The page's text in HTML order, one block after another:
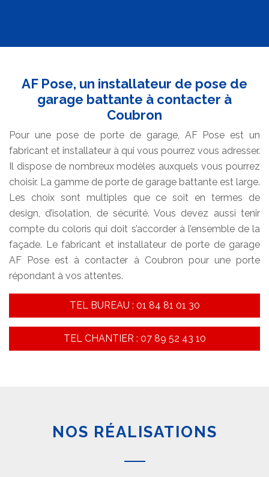
AF Pose, un installateur de pose de
garage battante à contacter à
Coubron
Pour une pose de porte de garage, AF Pose est un
fabricant et installateur à qui vous pourrez vous adresser.
Il dispose de nombreux modèles auxquels vous pourrez
choisir. La gamme de porte de garage battante est large.
Les choix sont multiples que ce soit en termes de
design, d’isolation, de sécurité. Vous devez aussi tenir
compte du coloris qui doit s’accorder à l’ensemble de la
façade. Le fabricant et installateur de porte de garage
AF Pose est à contacter à Coubron pour une porte
répondant à vos attentes.
TEL BUREAU : 01 84 81 01 30
TEL CHANTIER : 07 89 52 43 10
NOS RÉALISATIONS